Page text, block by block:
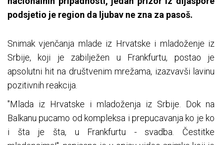
podsjetio je region da ljubav ne zna za pasoš.
Snimak vjenčanja mlade iz Hrvatske i mladoženje iz
Srbije, koji je zabilježen u Frankfurtu, postao je
apsolutni hit na društvenim mrežama, izazvavši lavinu
pozitivnih reakcija.
"Mlada iz Hrvatske i mladoženja iz Srbije. Dok na
Balkanu pucamo od kompleksa i prepucavanja ko je ko
i šta je šta, u Frankfurtu - svadba. Čestitke